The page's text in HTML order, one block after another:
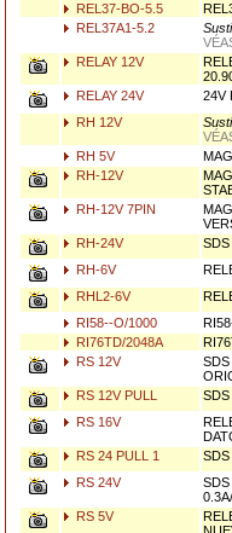
REL37-BO-5.5
REL37A1-5.2
RELAY 12V
RELAY 24V 24V
RH 12V
RH 5V
RH-12V
RH-12V 7PIN
RH-24V SDS
RH-6V
RHL2-6V
RI58--O/1000
RI76TD/2048A
RS 12V
SDS
RS 12V PULL SDS
RS 16V
RS 24 PULL 1
RS 24V
SDS
RS 5V